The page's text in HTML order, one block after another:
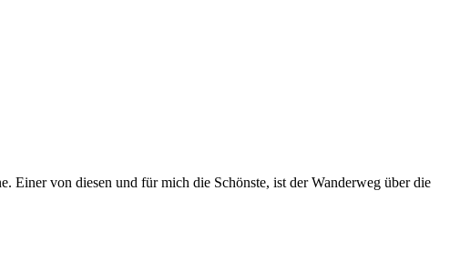
Einer von diesen und für mich die Schönste, ist der Wanderweg über die